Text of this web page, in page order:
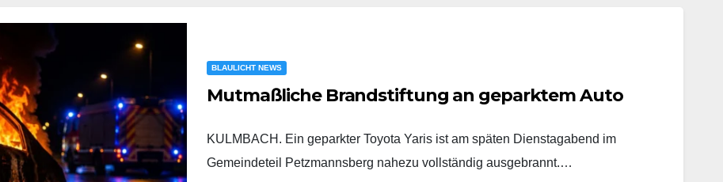
BLAULICHT NEWS
Mutmaßliche Brandstiftung an geparktem Auto
KULMBACH. Ein geparkter Toyota Yaris ist am späten Dienstagabend im
Gemeindeteil Petzmannsberg nahezu vollständig ausgebrannt.…